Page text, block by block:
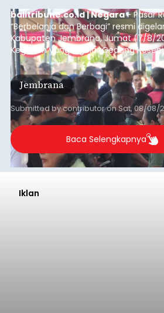
balitribune.co.id | Negara- Pasar
“Berbelanja dan Berbagi” resmi
Kabupaten Jembrana, Jumat (7/8/
Kegiatan yang digelar Gedung
Soekarno ini memadukan
ekonomi masyarakat dengan aksi
mendapat antusiasme tinggi dan
transaksi mencapai Rp672.733.200.
Jembrana
Submitted bycontributoronSat, 08/08/
Baca Selengkapnya
Iklan